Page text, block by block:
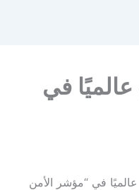
في
في “مؤشر الأمن